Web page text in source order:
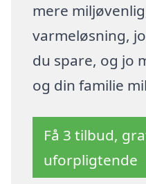
mere
varmeløsning,
du spare, og jo
og din familie
Få 3 tilbud,
uforpligtende